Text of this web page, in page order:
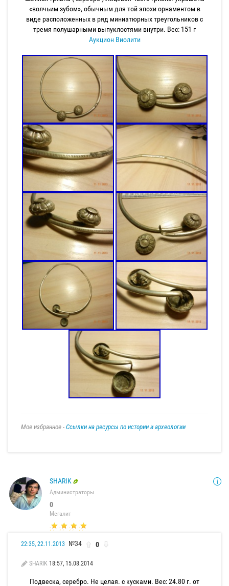
«волчьим зубом», обычным для той эпохи орнаментом в
виде расположенных в ряд миниатюрных треугольников с
тремя полушарными выпуклостями внутри. Вес: 151 г
Аукцион Виолити
Мое избранное - Ссылки на ресурсы по истории и археологии
SHARIK
Администраторы
0
Мегалит
22:35, 22.11.2013 №34 0
SHARIK 18:57, 15.08.2014
Подвеска, серебро. Не целая. с кусками. Вес: 24.80 г. от